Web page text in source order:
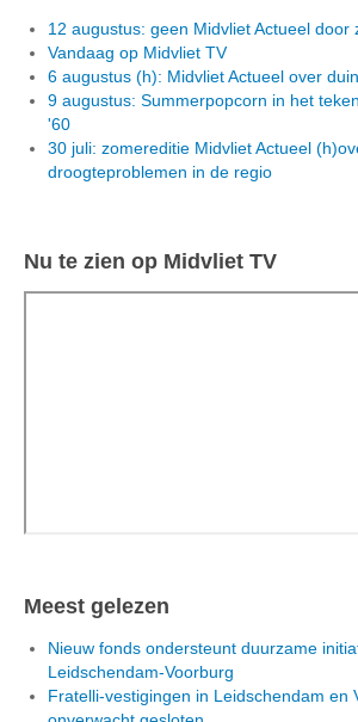
12 augustus: geen Midvliet Actueel door
Vandaag op Midvliet TV
6 augustus (h): Midvliet Actueel over
9 augustus: Summerpopcorn in het
'60
30 juli: zomereditie Midvliet Actueel
droogteproblemen in de regio
Nu te zien op Midvliet TV
Meest gelezen
Nieuw fonds ondersteunt duurzame
Leidschendam-Voorburg
Fratelli-vestigingen in Leidschendam en